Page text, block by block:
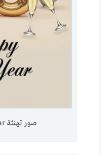
صور تهنئة Happy New Year.